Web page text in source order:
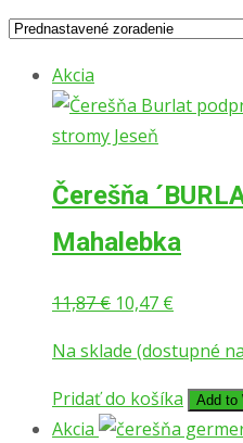
Akcia
Čerešňa
Mahalebka
11,87€ Pôvodná
bola:
11,87 €.
10,47 €
je:
10,47 €.
Na sklade (dostupné
Pridať do košíka
Add to
Akcia